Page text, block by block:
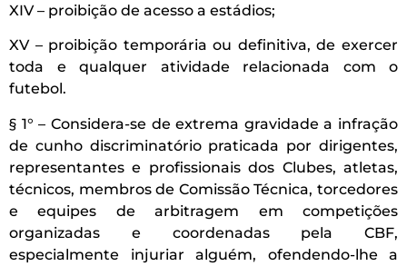
XIV – proibição de acesso a estádios;
XV – proibição temporária ou definitiva, de exercer
toda e qualquer atividade relacionada com o
futebol.
§ 1° – Considera-se de extrema gravidade a infração
de cunho discriminatório praticada por dirigentes,
representantes e profissionais dos Clubes, atletas,
técnicos, membros de Comissão Técnica, torcedores
e equipes de arbitragem em competições
organizadas e coordenadas pela CBF,
especialmente injuriar alguém, ofendendo-lhe a